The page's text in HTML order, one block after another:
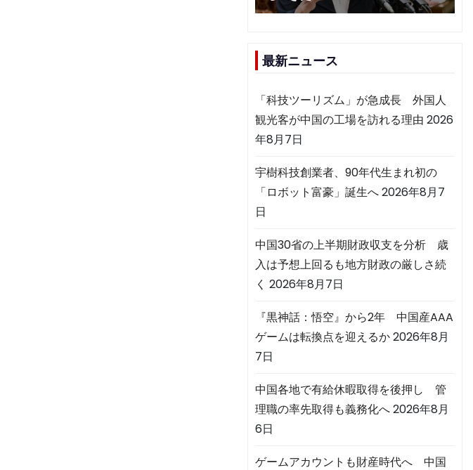
最新ニュース
「科技ツーリズム」が急成長 外国人
観光客が中国の工場を訪れる理由 2026
年8月7日
宇樹科技創業者、90年代生まれ初の
「ロボット富豪」誕生へ2026年8月7
日
中国30省の上半期財政収支を分析 歳
入は予想上回るも地方財政の厳しさ続
く 2026年8月7日
『黒神話：悟空』から2年 中国産AAA
ゲームは転換点を迎えるか2026年8月
7日
中国各地で有給休暇取得を後押し 管
理職の率先取得も義務化へ2026年8月
6日
ゲームアカウントも財産時代へ 中国